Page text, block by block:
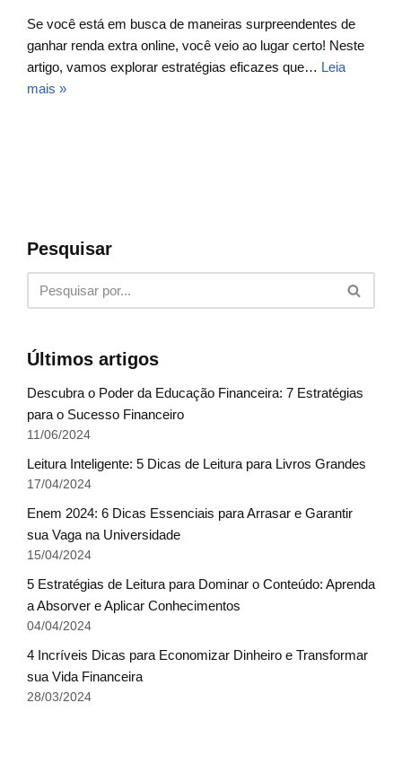
Se você está em busca de maneiras surpreendentes de
ganhar renda extra online, você veio ao lugar certo! Neste
artigo, vamos explorar estratégias eficazes que… Leia
mais »
Pesquisar
Últimos artigos
Descubra o Poder da Educação Financeira: 7 Estratégias
para o Sucesso Financeiro
11/06/2024
Leitura Inteligente: 5 Dicas de Leitura para Livros Grandes
17/04/2024
Enem 2024: 6 Dicas Essenciais para Arrasar e Garantir
sua Vaga na Universidade
15/04/2024
5 Estratégias de Leitura para Dominar o Conteúdo: Aprenda
a Absorver e Aplicar Conhecimentos
04/04/2024
4 Incríveis Dicas para Economizar Dinheiro e Transformar
sua Vida Financeira
28/03/2024